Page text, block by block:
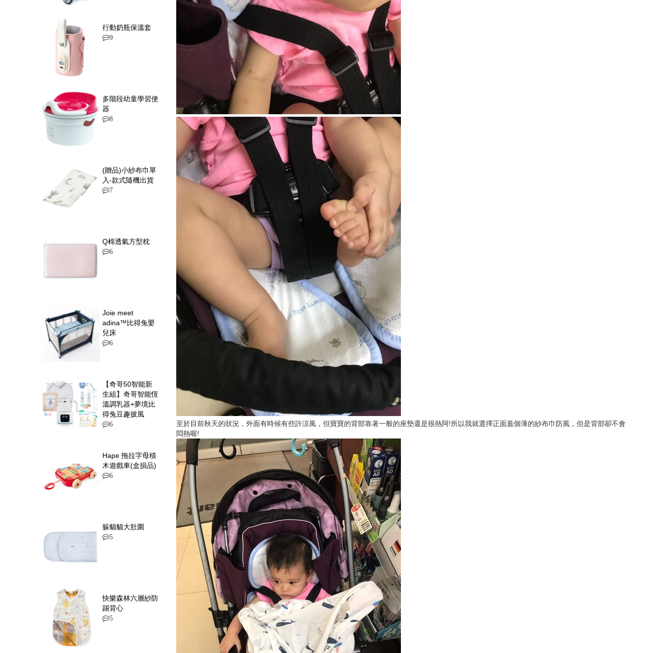
行動奶瓶保溫套
9
多階段幼童學習便
器
8
(贈品)小紗布巾單
入-款式隨機出貨
7
Q棉透氣方型枕
6
Joie meet
adina™比得兔嬰
兒床
6
【奇哥50智能新
生組】奇哥智能恆
溫調乳器+夢境比
得兔豆趣披風
6
Hape 拖拉字母積
木遊戲車(盒損品)
6
躲貓貓大肚圍
5
快樂森林六層紗防
踢背心
5
至於目前秋天的狀況，外面有時候有些許涼風，但寶寶的背部靠著一般的座墊還是很熱阿!所以我就選擇正面蓋個薄的紗布巾防風，但是背部卻不會
悶熱喔!